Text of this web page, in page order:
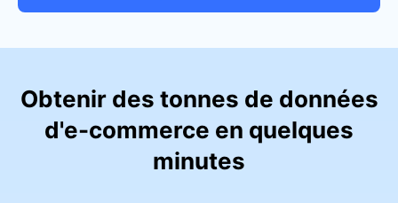
Obtenir des tonnes de données
d'e-commerce en quelques
minutes